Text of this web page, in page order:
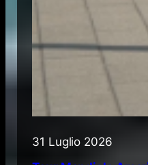
31 Luglio 2026